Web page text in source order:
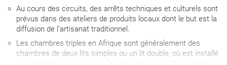
Au cours des circuits, des arrêts techniques et culturels sont
prévus dans des ateliers de produits locaux dont le but est la
diffusion de l’artisanat traditionnel.
Les chambres triples en Afrique sont généralement des
chambres de deux lits simples ou un lit double, où est installé